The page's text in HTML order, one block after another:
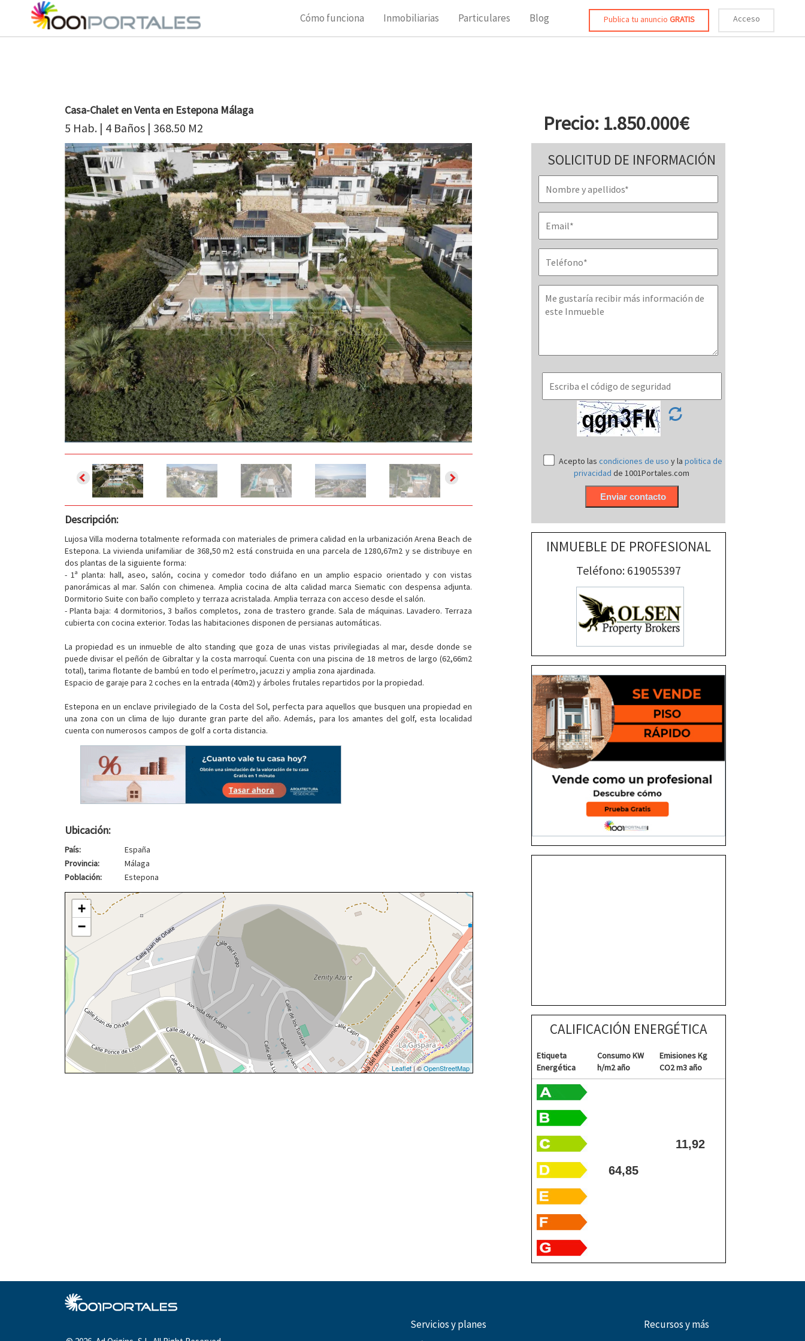
Cómo funciona Inmobiliarias Particulares Blog Publica tu anuncio GRATIS Acceso
Casa-Chalet en Venta en Estepona Málaga
5 Hab. | 4 Baños | 368.50 M2
Descripción:
Lujosa Villa moderna totalmente reformada con materiales de primera calidad en la urbanización Arena Beach de
Estepona. La vivienda unifamiliar de 368,50 m2 está construida en una parcela de 1280,67m2 y se distribuye en
dos plantas de la siguiente forma:
- 1ª planta: hall, aseo, salón, cocina y comedor todo diáfano en un amplio espacio orientado y con vistas
panorámicas al mar. Salón con chimenea. Amplia cocina de alta calidad marca Siematic con despensa adjunta.
Dormitorio Suite con baño completo y terraza acristalada. Amplia terraza con acceso desde el salón.
- Planta baja: 4 dormitorios, 3 baños completos, zona de trastero grande. Sala de máquinas. Lavadero. Terraza
cubierta con cocina exterior. Todas las habitaciones disponen de persianas automáticas.
La propiedad es un inmueble de alto standing que goza de unas vistas privilegiadas al mar, desde donde se
puede divisar el peñón de Gibraltar y la costa marroquí. Cuenta con una piscina de 18 metros de largo (62,66m2
total), tarima flotante de bambú en todo el perímetro, jacuzzi y amplia zona ajardinada.
Espacio de garaje para 2 coches en la entrada (40m2) y árboles frutales repartidos por la propiedad.
Estepona en un enclave privilegiado de la Costa del Sol, perfecta para aquellos que busquen una propiedad en
una zona con un clima de lujo durante gran parte del año. Además, para los amantes del golf, esta localidad
cuenta con numerosos campos de golf a corta distancia.
Ubicación:
País:
España
Provincia:
Málaga
Población:
Estepona
+
−
Leaflet| ©OpenStreetMap
Precio: 1.850.000€
SOLICITUD DE INFORMACIÓN
Acepto lascondiciones de usoy lapolitica de
privacidadde 1001Portales.com
INMUEBLE DE PROFESIONAL
Teléfono: 619055397
CALIFICACIÓN ENERGÉTICA
Etiqueta
Energética
Consumo KW
h/m2 año
Emisiones Kg
CO2 m3 año
11,92
64,85
Servicios y planes
Recursos y más